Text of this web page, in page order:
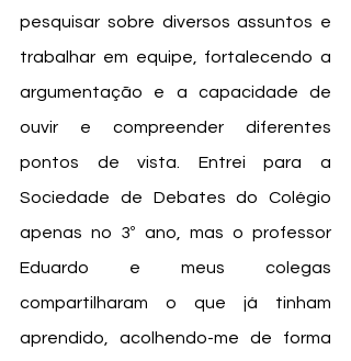
pesquisar sobre diversos assuntos e
trabalhar em equipe, fortalecendo a
argumentação e a capacidade de
ouvir e compreender diferentes
pontos de vista. Entrei para a
Sociedade de Debates do Colégio
apenas no 3º ano, mas o professor
Eduardo e meus colegas
compartilharam o que já tinham
aprendido, acolhendo-me de forma